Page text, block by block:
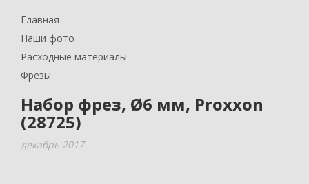
Главная
Наши фото
Расходные материалы
Фрезы
Набор фрез, Ø6 мм, Proxxon
(28725)
декабрь 2017